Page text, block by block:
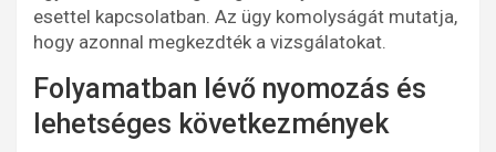
esettel kapcsolatban. Az ügy komolyságát mutatja,
hogy azonnal megkezdték a vizsgálatokat.
Folyamatban lévő nyomozás és
lehetséges következmények